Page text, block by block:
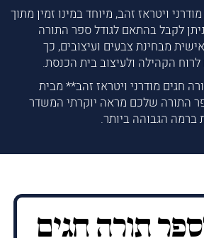
ויטראז זהב, מיוחד במינו זמין מתוך
לקבל בהתאם לגודל ספר התורה
מבחינת צבעים ועיצובים, כך
הקהילה ולעיצוב בית הכנסת.
חגים מודרני ויטראז זהב** מבית
התורה שלכם מראה יוקרתי המשדר
ברמה הגבוהה ביותר.
תורה חגים